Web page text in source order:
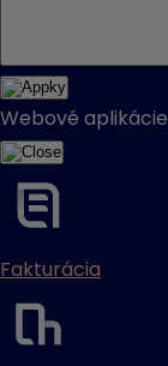
Webové aplikácie
Fakturácia